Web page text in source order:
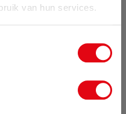
van hun services.
deze periode worden